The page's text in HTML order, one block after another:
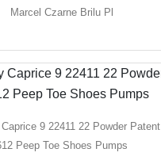
Marcel Czarne Brilu Pl
9 22411 22 Powder Patent
Peep Toe Shoes Pumps